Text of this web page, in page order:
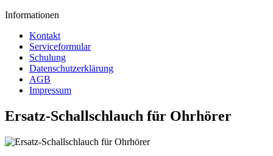
Informationen
Kontakt
Serviceformular
Schulung
Datenschutzerklärung
AGB
Impressum
Ersatz-Schallschlauch für Ohrhörer